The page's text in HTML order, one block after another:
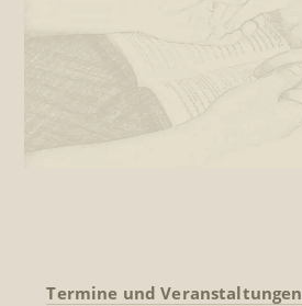
Termine und Veranstaltungen